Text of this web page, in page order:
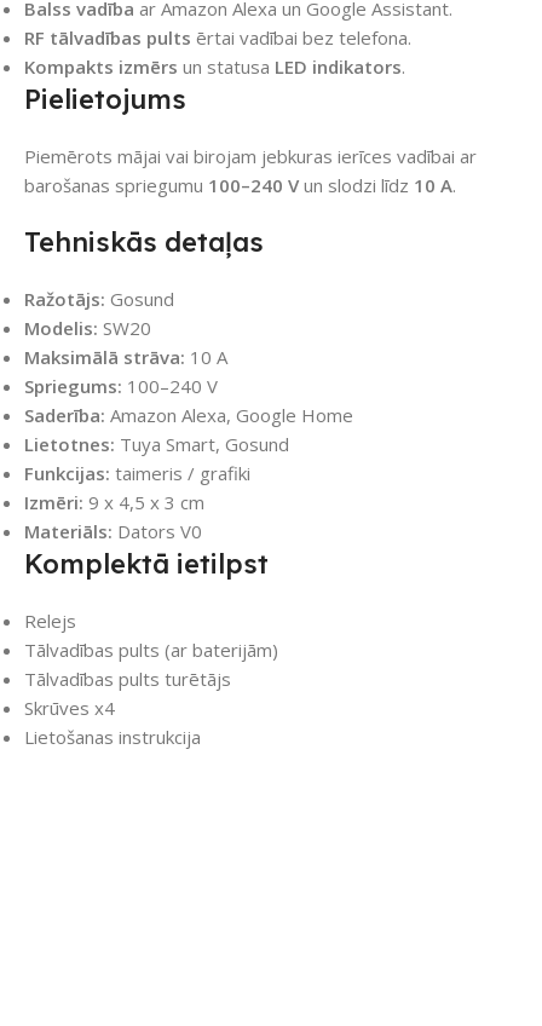
Balss vadība ar Amazon Alexa un Google Assistant.
RF tālvadības pults ērtai vadībai bez telefona.
Kompakts izmērs un statusa LED indikators.
Pielietojums
Piemērots mājai vai birojam jebkuras ierīces vadībai ar
barošanas spriegumu 100–240 V un slodzi līdz 10 A.
Tehniskās detaļas
Ražotājs: Gosund
Modelis: SW20
Maksimālā strāva: 10 A
Spriegums: 100–240 V
Saderība: Amazon Alexa, Google Home
Lietotnes: Tuya Smart, Gosund
Funkcijas: taimeris / grafiki
Izmēri: 9 x 4,5 x 3 cm
Materiāls: Dators V0
Komplektā ietilpst
Relejs
Tālvadības pults (ar baterijām)
Tālvadības pults turētājs
Skrūves x4
Lietošanas instrukcija